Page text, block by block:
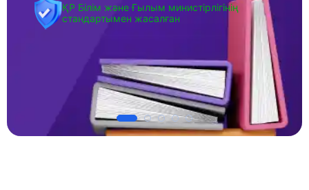
ҚР Білім және Ғылым министірлігінің
стандартымен жасалған